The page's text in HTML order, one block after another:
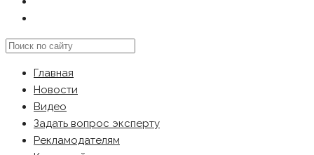
Search
websiteГлавная
Новости
Видео
Задать вопрос эксперту
Рекламодателям